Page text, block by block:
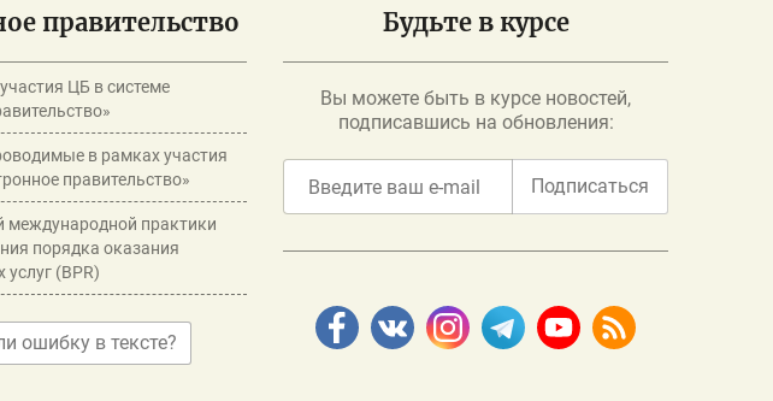
правительство
ЦБ в системе
в рамках участия
правительство»
международной практики
порядка оказания
услуг (BPR)
ошибку в тексте?
Будьте в курсе
Вы можете быть в курсе новостей,
подписавшись на обновления:
Подписаться